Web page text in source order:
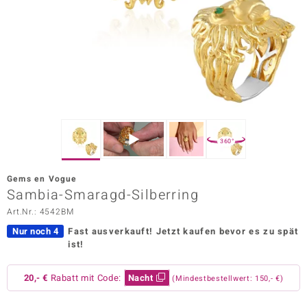
Vogue
Paraíso
360°
Gems en Vogue
Sambia-Smaragd-Silberring
Art.Nr.: 4542BM
Nur noch 4 Fast ausverkauft! Jetzt kaufen bevor es zu spät
ist!
20,- € Rabatt mit Code: Nacht (Mindestbestellwert: 150,- €)